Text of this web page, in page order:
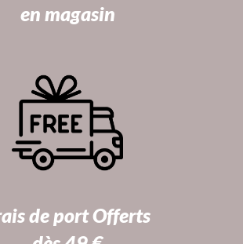
en magasin
de port Offerts